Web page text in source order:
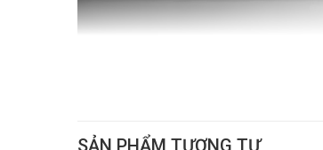
SẢN PHẨM TƯƠNG TỰ